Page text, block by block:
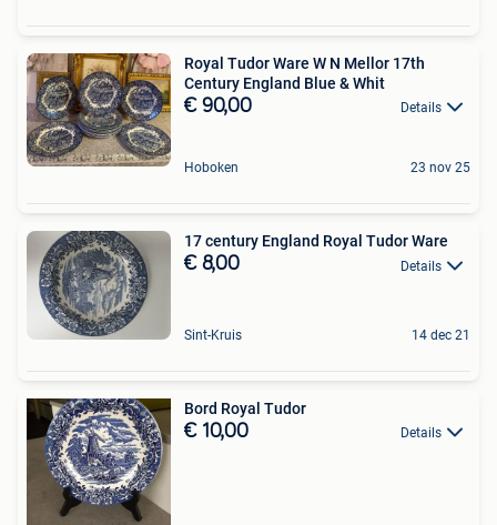
Royal Tudor Ware W N Mellor 17th
Century England Blue & Whit
€ 90,00 Details
Hoboken 23 nov 25
17 century England Royal Tudor Ware
€ 8,00 Details
Sint-Kruis 14 dec 21
Bord Royal Tudor
€ 10,00 Details